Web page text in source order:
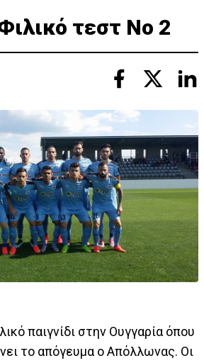
τεστ Νο 2
παιγνίδι στην Ουγγαρία όπου
το απόγευμα ο Απόλλωνας. Οι